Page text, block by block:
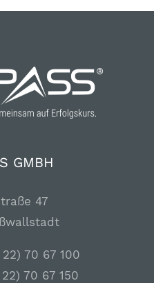
GMBH
47
70 67 100
70 67 150